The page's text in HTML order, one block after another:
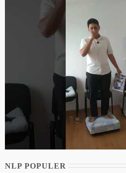
NLP POPULER